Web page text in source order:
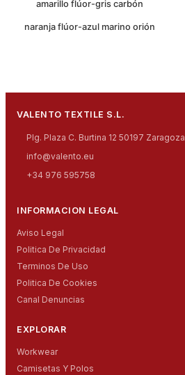
amarillo flúor-gris carbón
naranja flúor-azul marino orión
VALENTO TEXTILE S.L.
Plg. Plaza C. Burtina 12 50197 Zaragoza
info@valento.eu
+34 976 595758
INFORMACION LEGAL
Aviso Legal
Politica De Privacidad
Terminos De Uso
Politica De Cookies
Canal Denuncias
EXPLORAR
Workwear
Camisetas Y Polos